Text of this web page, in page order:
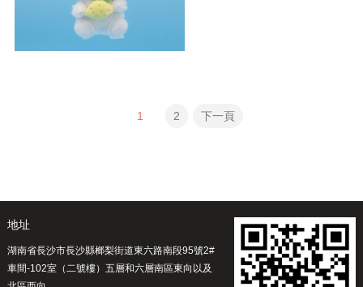
1 2 下一頁
地址
湖南省長沙市長沙縣榔梨街道東六路南段95號2#
車間-102室（二號樓）五層和六層南區東向以及